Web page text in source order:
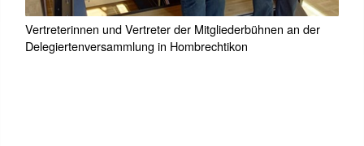
Vertreterinnen und Vertreter der Mitgliederbühnen an der
Delegiertenversammlung in Hombrechtikon